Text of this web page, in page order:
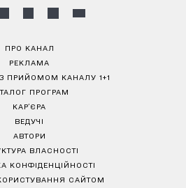
ПРО КАНАЛ
РЕКЛАМА
ПРИЙОМОМ КАНАЛУ 1+1
ПРОГРАМ
КАР’ЄРА
ВЕДУЧІ
АВТОРИ
ВЛАСНОСТІ
КОНФІДЕНЦІЙНОСТІ
САЙТОМ